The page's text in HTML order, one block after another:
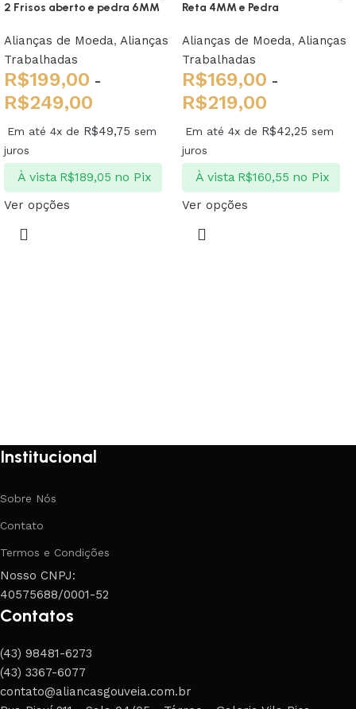
2 Frisos aberto e pedra 6MM
Alianças de Moeda, Alianças
Trabalhadas
R$199,00 -
R$249,00
Em até 4x de R$49,75 sem
juros
À vista R$189,05 no Pix
Ver opções
Reta 4MM e Pedra
Alianças de Moeda, Alianças
Trabalhadas
R$169,00 -
R$219,00
Em até 4x de R$42,25 sem
juros
À vista R$160,55 no Pix
Ver opções
Institucional
Sobre Nós
Contato
Termos e Condições
Nosso CNPJ:
40575688/0001-52
Contatos
(43) 98481-6273
(43) 3367-6077
contato@aliancasgouveia.com.br